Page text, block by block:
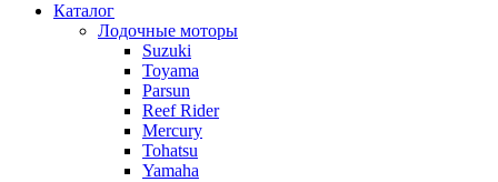
Каталог
Лодочные моторы
Suzuki
Toyama
Parsun
Reef Rider
Mercury
Tohatsu
Yamaha